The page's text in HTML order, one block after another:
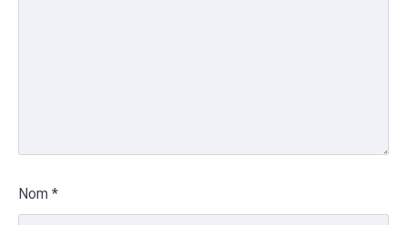
Nom *